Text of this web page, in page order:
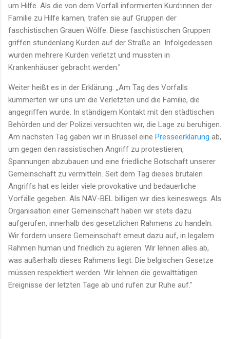
um Hilfe. Als die von dem Vorfall informierten Kurd:innen der
Familie zu Hilfe kamen, trafen sie auf Gruppen der
faschistischen Grauen Wölfe. Diese faschistischen Gruppen
griffen stundenlang Kurden auf der Straße an. Infolgedessen
wurden mehrere Kurden verletzt und mussten in
Krankenhäuser gebracht werden."
Weiter heißt es in der Erklärung: „Am Tag des Vorfalls
kümmerten wir uns um die Verletzten und die Familie, die
angegriffen wurde. In ständigem Kontakt mit den städtischen
Behörden und der Polizei versuchten wir, die Lage zu beruhigen.
Am nächsten Tag gaben wir in Brüssel eine Presseerklärung ab,
um gegen den rassistischen Angriff zu protestieren,
Spannungen abzubauen und eine friedliche Botschaft unserer
Gemeinschaft zu vermitteln. Seit dem Tag dieses brutalen
Angriffs hat es leider viele provokative und bedauerliche
Vorfälle gegeben. Als NAV-BEL billigen wir dies keineswegs. Als
Organisation einer Gemeinschaft haben wir stets dazu
aufgerufen, innerhalb des gesetzlichen Rahmens zu handeln.
Wir fordern unsere Gemeinschaft erneut dazu auf, in legalem
Rahmen human und friedlich zu agieren. Wir lehnen alles ab,
was außerhalb dieses Rahmens liegt. Die belgischen Gesetze
müssen respektiert werden. Wir lehnen die gewalttätigen
Ereignisse der letzten Tage ab und rufen zur Ruhe auf."